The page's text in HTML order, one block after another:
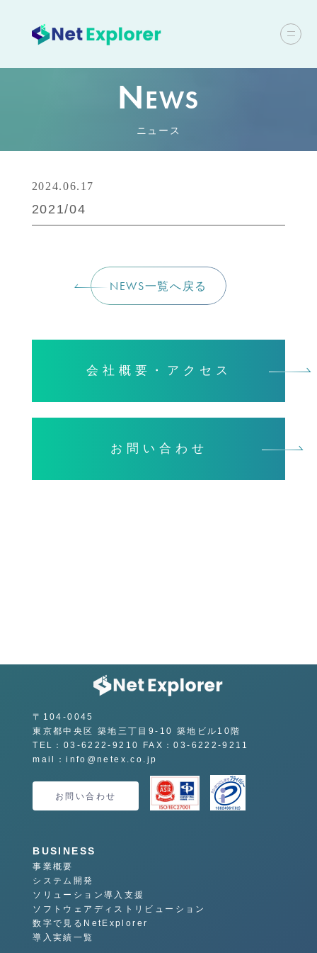
NEWS
ニュース
2024.06.17
2021/04
NEWS一覧へ戻る
会社概要・アクセス
お問い合わせ
〒104-0045
東京都中央区 築地三丁目9-10 築地ビル10階
TEL：03-6222-9210 FAX：03-6222-9211
mail：info@netex.co.jp
お問い合わせ
BUSINESS
事業概要
システム開発
ソリューション導入支援
ソフトウェアディストリビューション
数字で見るNetExplorer
導入実績一覧